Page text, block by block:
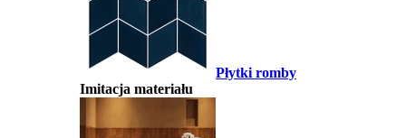
Płytki romby
Imitacja materiału